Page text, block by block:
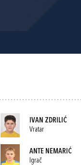
IVAN ZDRILIĆ
Vratar
ANTE NEMARIĆ
Igrač